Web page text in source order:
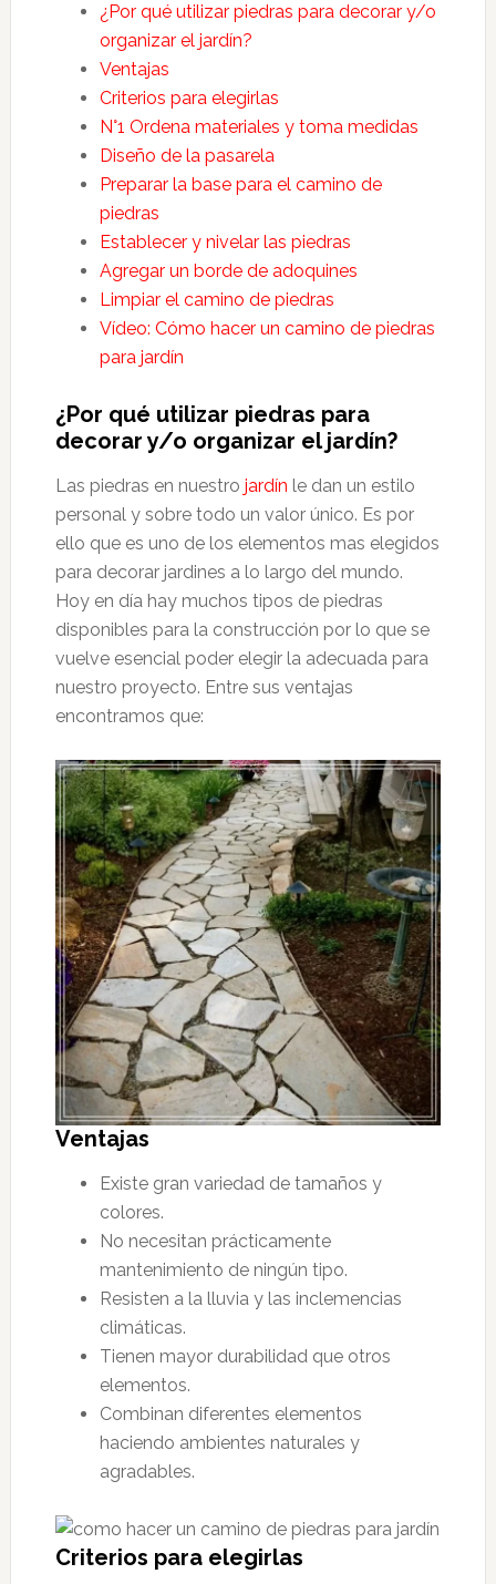
¿Por qué utilizar piedras para decorar y/o
organizar el jardín?
Ventajas
Criterios para elegirlas
N°1 Ordena materiales y toma medidas
Diseño de la pasarela
Preparar la base para el camino de
piedras
Establecer y nivelar las piedras
Agregar un borde de adoquines
Limpiar el camino de piedras
Vídeo: Cómo hacer un camino de piedras
para jardín
¿Por qué utilizar piedras para
decorar y/o organizar el jardín?
Las piedras en nuestro jardín le dan un estilo
personal y sobre todo un valor único. Es por
ello que es uno de los elementos mas elegidos
para decorar jardines a lo largo del mundo.
Hoy en día hay muchos tipos de piedras
disponibles para la construcción por lo que se
vuelve esencial poder elegir la adecuada para
nuestro proyecto. Entre sus ventajas
encontramos que:
Ventajas
Existe gran variedad de tamaños y
colores.
No necesitan prácticamente
mantenimiento de ningún tipo.
Resisten a la lluvia y las inclemencias
climáticas.
Tienen mayor durabilidad que otros
elementos.
Combinan diferentes elementos
haciendo ambientes naturales y
agradables.
Criterios para elegirlas